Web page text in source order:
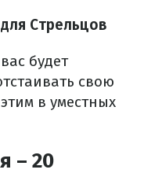
Стрельцов
будет
свою
в уместных
– 20